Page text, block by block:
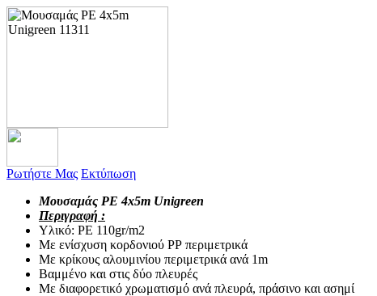
Ρωτήστε Μας Εκτύπωση
Μουσαμάς PE 4x5m Unigreen
Περιγραφή :
Υλικό: PE 110gr/m2
Με ενίσχυση κορδονιού ΡΡ περιμετρικά
Με κρίκους αλουμινίου περιμετρικά ανά 1m
Βαμμένο και στις δύο πλευρές
Με διαφορετικό χρωματισμό ανά πλευρά, πράσινο και ασημί